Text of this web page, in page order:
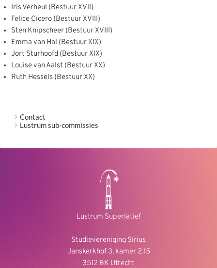
Iris Verheul (Bestuur XVII)
Felice Cicero (Bestuur XVIII)
Sten Knipscheer (Bestuur XVIII)
Emma van Hal (Bestuur XIX)
Jort Sturhoofd (Bestuur XIX)
Louise van Aalst (Bestuur XX)
Ruth Hessels (Bestuur XX)
Contact
Lustrum sub-commissies
Lustrum Superlatief
Studievereniging Sirius
Janskerkhof 3, kamer 2.15
3512 BK Utrecht